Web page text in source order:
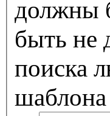
должны
быть не
поиска
шаблона